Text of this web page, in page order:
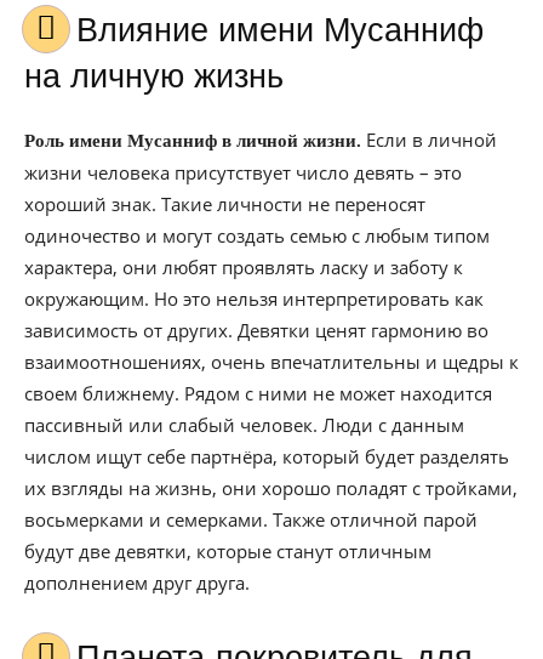
Влияние имени Мусанниф
на личную жизнь
Роль имени Мусанниф в личной жизни. Если в личной
жизни человека присутствует число девять – это
хороший знак. Такие личности не переносят
одиночество и могут создать семью с любым типом
характера, они любят проявлять ласку и заботу к
окружающим. Но это нельзя интерпретировать как
зависимость от других. Девятки ценят гармонию во
взаимоотношениях, очень впечатлительны и щедры к
своем ближнему. Рядом с ними не может находится
пассивный или слабый человек. Люди с данным
числом ищут себе партнёра, который будет разделять
их взгляды на жизнь, они хорошо поладят с тройками,
восьмерками и семерками. Также отличной парой
будут две девятки, которые станут отличным
дополнением друг друга.